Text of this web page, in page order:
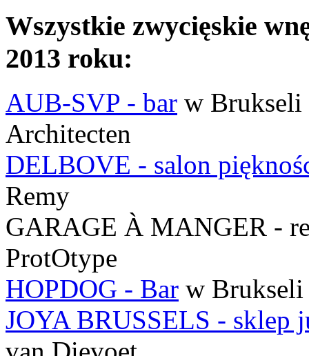
Wszystkie zwycięskie
2013 roku:
AUB-SVP - bar w Brukseli
Architecten
DELBOVE - salon
Remy
GARAGE À MANGER -
ProtOtype
HOPDOG - Bar w Brukseli
JOYA BRUSSELS - sklep